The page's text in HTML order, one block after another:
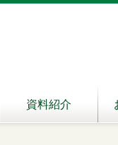
資料紹介